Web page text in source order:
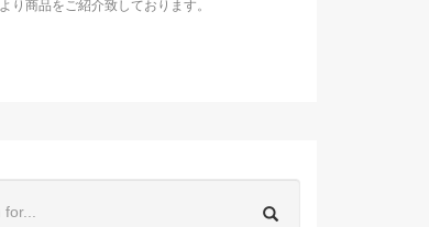
り商品をご紹介致しております。